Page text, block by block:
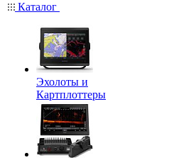
Каталог
Эхолоты и
Картплоттеры